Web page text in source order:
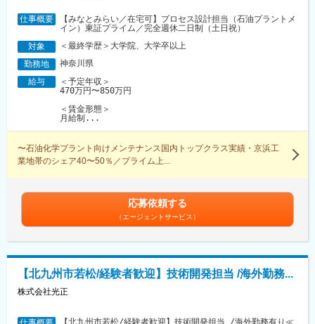
仕事概要
【みなとみらい／在宅可】プロセス設計担当（石油プラントメ
イン）東証プライム／完全週休二日制（土日祝）
対象
＜最終学歴＞大学院、大学卒以上
勤務地
神奈川県
給与
＜予定年収＞
470万円〜850万円
＜賃金形態＞
月給制...
〜石油化学プラント向けメンテナンス国内トップクラス実績・京浜工
業地帯のシェア40〜50％／プライム上...
応募依頼する
（エージェントサービス）
【北九州市若松/経験者歓迎】技術開発担当 /海外勤務...
株式会社光正